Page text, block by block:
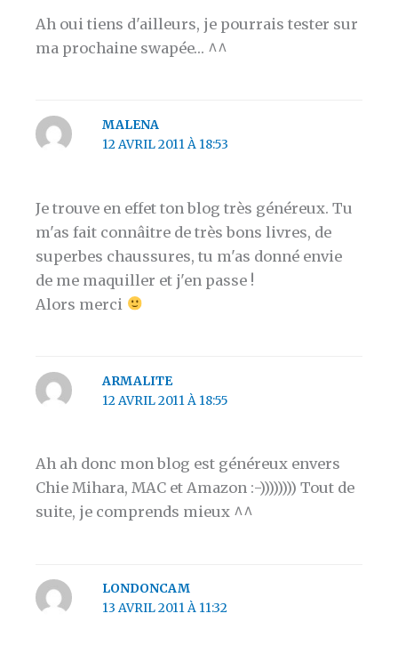
Ah oui tiens d'ailleurs, je pourrais tester sur
ma prochaine swapée… ^^
MALENA
12 AVRIL 2011 À 18:53
Je trouve en effet ton blog très généreux. Tu
m'as fait connâitre de très bons livres, de
superbes chaussures, tu m'as donné envie
de me maquiller et j'en passe !
Alors merci
ARMALITE
12 AVRIL 2011 À 18:55
Ah ah donc mon blog est généreux envers
Chie Mihara, MAC et Amazon :-)))))))) Tout de
suite, je comprends mieux ^^
LONDONCAM
13 AVRIL 2011 À 11:32